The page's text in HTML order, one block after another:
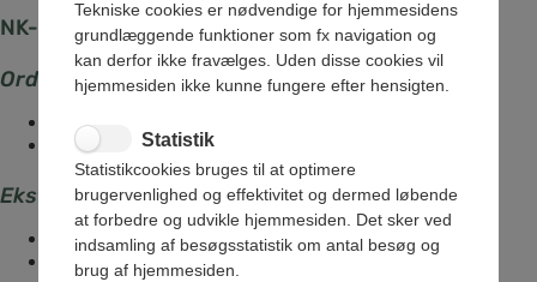
NK-Forsyning
Ordinær generalforsamling 4. juni
Indkaldelse
Referat
Ekstraordinær generalforsamling 12. december
Indkaldelse
Referat
Tekniske cookies er nødvendige for hjemmesidens
grundlæggende funktioner som fx navigation og
kan derfor ikke fravælges. Uden disse cookies vil
hjemmesiden ikke kunne fungere efter hensigten.
Statistik
Statistikcookies bruges til at optimere
brugervenlighed og effektivitet og dermed løbende
at forbedre og udvikle hjemmesiden. Det sker ved
indsamling af besøgsstatistik om antal besøg og
brug af hjemmesiden.